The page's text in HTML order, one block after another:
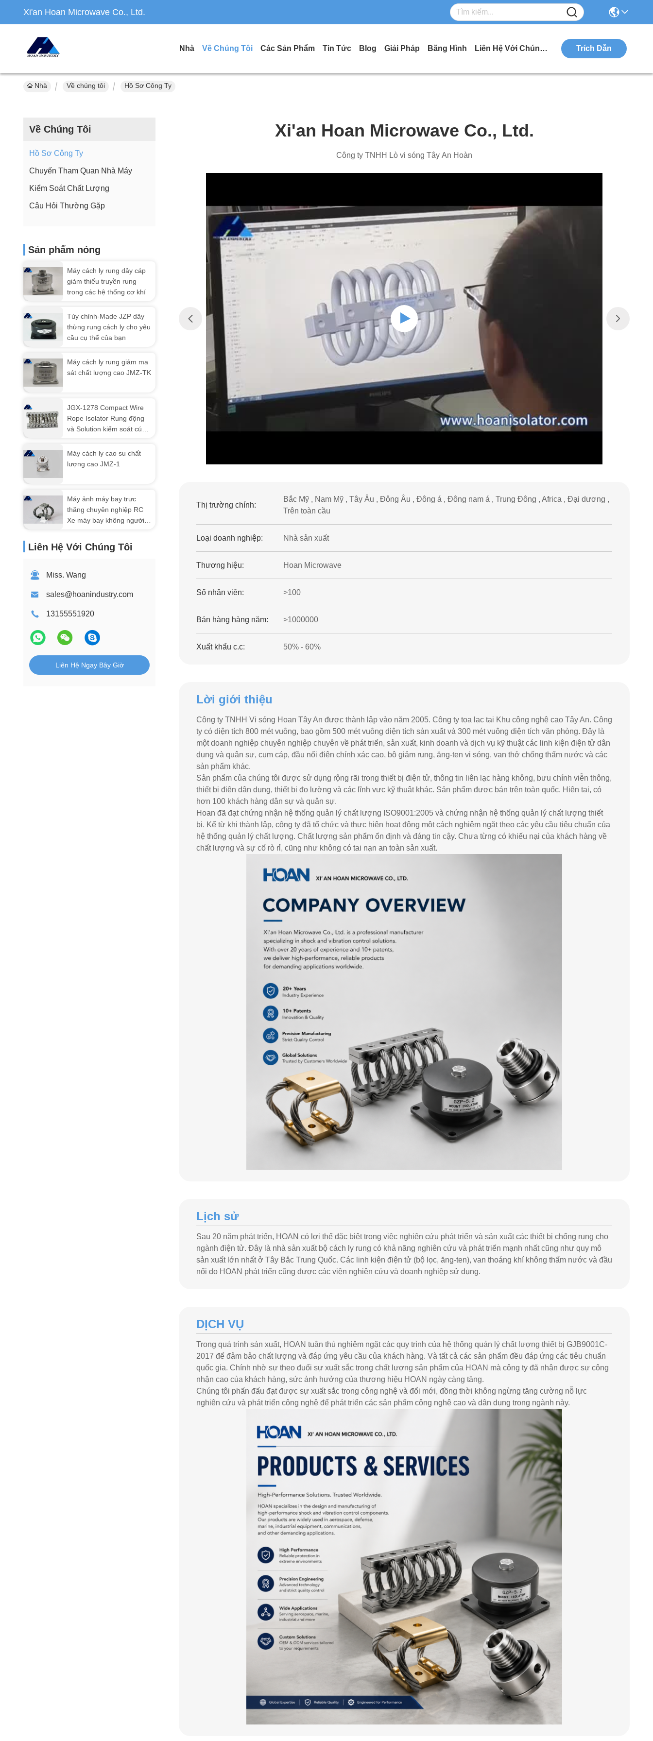
Xi'an Hoan Microwave Co., Ltd.
Nhà Về Chúng Tôi Các Sản Phẩm Tin Tức Blog Giải Pháp Băng Hình Liên Hệ Với Chúng Tôi Trích Dẫn
Nhà Về chúng tôi Hồ Sơ Công Ty
Về Chúng Tôi
Hồ Sơ Công Ty
Chuyến Tham Quan Nhà Máy
Kiểm Soát Chất Lượng
Câu Hỏi Thường Gặp
Sản phẩm nóng
Máy cách ly rung dây cáp
giảm thiểu truyền rung
trong các hệ thống cơ khí
Tùy chỉnh-Made JZP dây
thừng rung cách ly cho yêu
cầu cụ thể của bạn
Máy cách ly rung giảm ma
sát chất lượng cao JMZ-TK
JGX-1278 Compact Wire
Rope Isolator Rung động
và Solution kiểm soát cú
Máy cách ly cao su chất
lượng cao JMZ-1
Máy ảnh máy bay trực
thăng chuyên nghiệp RC
Xe máy bay không người
Wire Rope Isolator
Vibration Shock Control
Liên Hệ Với Chúng Tôi
Miss. Wang
sales@hoanindustry.com
13155551920
Liên Hệ Ngay Bây Giờ
Xi'an Hoan Microwave Co., Ltd.
Công ty TNHH Lò vi sóng Tây An Hoàn
Thị trường chính:
Bắc Mỹ , Nam Mỹ , Tây Âu , Đông Âu , Đông á , Đông nam á , Trung Đông , Africa , Đại dương ,
Trên toàn cầu
Loại doanh nghiệp: Nhà sản xuất
Thương hiệu: Hoan Microwave
Số nhân viên: >100
Bán hàng hàng năm: >1000000
Xuất khẩu c.c: 50% - 60%
Lời giới thiệu
Công ty TNHH Vi sóng Hoan Tây An được thành lập vào năm 2005. Công ty tọa lạc tại Khu công nghệ cao Tây An. Công
ty có diện tích 800 mét vuông, bao gồm 500 mét vuông diện tích sản xuất và 300 mét vuông diện tích văn phòng. Đây là
một doanh nghiệp chuyên nghiệp chuyên về phát triển, sản xuất, kinh doanh và dịch vụ kỹ thuật các linh kiện điện tử dân
dụng và quân sự, cụm cáp, đầu nối điện chính xác cao, bộ giảm rung, ăng-ten vi sóng, van thở chống thấm nước và các
sản phẩm khác.
Sản phẩm của chúng tôi được sử dụng rộng rãi trong thiết bị điện tử, thông tin liên lạc hàng không, bưu chính viễn thông,
thiết bị điện dân dụng, thiết bị đo lường và các lĩnh vực kỹ thuật khác. Sản phẩm được bán trên toàn quốc. Hiện tại, có
hơn 100 khách hàng dân sự và quân sự.
Hoan đã đạt chứng nhận hệ thống quản lý chất lượng ISO9001:2005 và chứng nhận hệ thống quản lý chất lượng thiết
bị. Kể từ khi thành lập, công ty đã tổ chức và thực hiện hoạt động một cách nghiêm ngặt theo các yêu cầu tiêu chuẩn của
hệ thống quản lý chất lượng. Chất lượng sản phẩm ổn định và đáng tin cậy. Chưa từng có khiếu nại của khách hàng về
chất lượng và sự cố rò rỉ, cũng như không có tai nạn an toàn sản xuất.
Lịch sử
Sau 20 năm phát triển, HOAN có lợi thế đặc biệt trong việc nghiên cứu phát triển và sản xuất các thiết bị chống rung cho
ngành điện tử. Đây là nhà sản xuất bộ cách ly rung có khả năng nghiên cứu và phát triển mạnh nhất cũng như quy mô
sản xuất lớn nhất ở Tây Bắc Trung Quốc. Các linh kiện điện tử (bộ lọc, ăng-ten), van thoáng khí không thấm nước và đầu
nối do HOAN phát triển cũng được các viện nghiên cứu và doanh nghiệp sử dụng.
DỊCH VỤ
Trong quá trình sản xuất, HOAN tuân thủ nghiêm ngặt các quy trình của hệ thống quản lý chất lượng thiết bị GJB9001C-
2017 để đảm bảo chất lượng và đáp ứng yêu cầu của khách hàng. Và tất cả các sản phẩm đều đáp ứng các tiêu chuẩn
quốc gia. Chính nhờ sự theo đuổi sự xuất sắc trong chất lượng sản phẩm của HOAN mà công ty đã nhận được sự công
nhận cao của khách hàng, sức ảnh hưởng của thương hiệu HOAN ngày càng tăng.
Chúng tôi phấn đấu đạt được sự xuất sắc trong công nghệ và đổi mới, đồng thời không ngừng tăng cường nỗ lực
nghiên cứu và phát triển công nghệ để phát triển các sản phẩm công nghệ cao và dân dụng trong ngành này.